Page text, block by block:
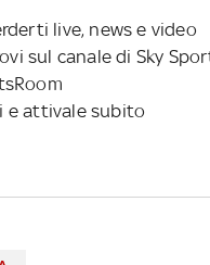
live, news e video
sul canale di Sky
e attivale subito